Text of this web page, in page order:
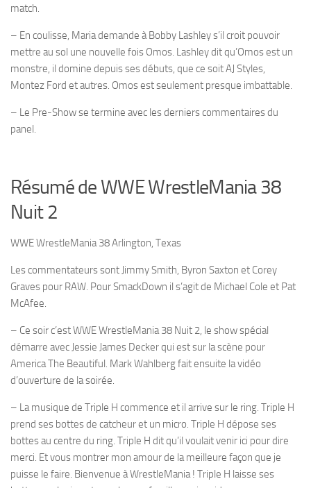
match.
– En coulisse, Maria demande à Bobby Lashley s’il croit pouvoir
mettre au sol une nouvelle fois Omos. Lashley dit qu’Omos est un
monstre, il domine depuis ses débuts, que ce soit AJ Styles,
Montez Ford et autres. Omos est seulement presque imbattable.
– Le Pre-Show se termine avec les derniers commentaires du
panel.
Résumé de WWE WrestleMania 38
Nuit 2
WWE WrestleMania 38 Arlington, Texas
Les commentateurs sont Jimmy Smith, Byron Saxton et Corey
Graves pour RAW. Pour SmackDown il s’agit de Michael Cole et Pat
McAfee.
– Ce soir c’est WWE WrestleMania 38 Nuit 2, le show spécial
démarre avec Jessie James Decker qui est sur la scène pour
America The Beautiful. Mark Wahlberg fait ensuite la vidéo
d’ouverture de la soirée.
– La musique de Triple H commence et il arrive sur le ring. Triple H
prend ses bottes de catcheur et un micro. Triple H dépose ses
bottes au centre du ring. Triple H dit qu’il voulait venir ici pour dire
merci. Et vous montrer mon amour de la meilleure façon que je
puisse le faire. Bienvenue à WrestleMania ! Triple H laisse ses